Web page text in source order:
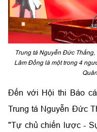
Trung tá Nguyễn Đức
Lâm Đồng là một trong 4
Đến với Hội thi Báo
Trung tá Nguyễn Đức
"Tự chủ chiến lược -